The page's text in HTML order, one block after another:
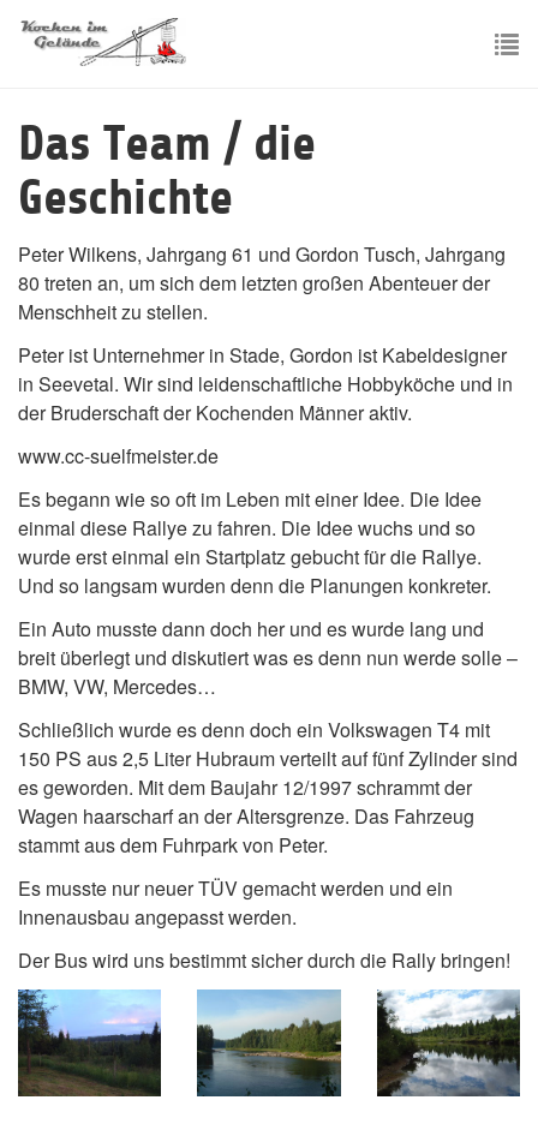
Das Team / die
Geschichte
Peter Wilkens, Jahrgang 61 und Gordon Tusch, Jahrgang
80 treten an, um sich dem letzten großen Abenteuer der
Menschheit zu stellen.
Peter ist Unternehmer in Stade, Gordon ist Kabeldesigner
in Seevetal. Wir sind leidenschaftliche Hobbyköche und in
der Bruderschaft der Kochenden Männer aktiv.
www.cc-suelfmeister.de
Es begann wie so oft im Leben mit einer Idee. Die Idee
einmal diese Rallye zu fahren. Die Idee wuchs und so
wurde erst einmal ein Startplatz gebucht für die Rallye.
Und so langsam wurden denn die Planungen konkreter.
Ein Auto musste dann doch her und es wurde lang und
breit überlegt und diskutiert was es denn nun werde solle –
BMW, VW, Mercedes…
Schließlich wurde es denn doch ein Volkswagen T4 mit
150 PS aus 2,5 Liter Hubraum verteilt auf fünf Zylinder sind
es geworden. Mit dem Baujahr 12/1997 schrammt der
Wagen haarscharf an der Altersgrenze. Das Fahrzeug
stammt aus dem Fuhrpark von Peter.
Es musste nur neuer TÜV gemacht werden und ein
Innenausbau angepasst werden.
Der Bus wird uns bestimmt sicher durch die Rally bringen!